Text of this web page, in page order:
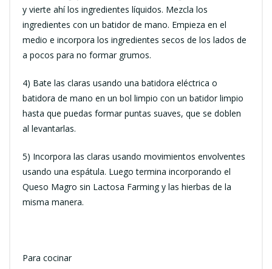
y vierte ahí los ingredientes líquidos. Mezcla los
ingredientes con un batidor de mano. Empieza en el
medio e incorpora los ingredientes secos de los lados de
a pocos para no formar grumos.
4) Bate las claras usando una batidora eléctrica o
batidora de mano en un bol limpio con un batidor limpio
hasta que puedas formar puntas suaves, que se doblen
al levantarlas.
5) Incorpora las claras usando movimientos envolventes
usando una espátula. Luego termina incorporando el
Queso Magro sin Lactosa Farming y las hierbas de la
misma manera.
Para cocinar